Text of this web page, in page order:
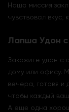
Наша миссия
чувствовал вкус,
Лапша Удон
Закажите удон с
дому или офису.
вечера, готовя и
чтобы каждый
А еще одна